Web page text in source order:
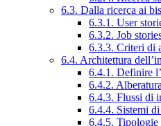
6.3. Dalla ricerca ai
6.3.1. User
6.3.2. Job
6.3.3. Criteri di
6.4. Architettura
6.4.1. Definire
6.4.2. Alberatura
6.4.3. Flussi di
6.4.4. Sistemi
6.4.5. Tipologie